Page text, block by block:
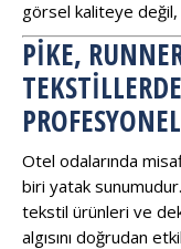
görsel kaliteye değil,
PIKE,
Otel odalarında
biri yatak
tekstil ürünleri ve
algısını doğrudan